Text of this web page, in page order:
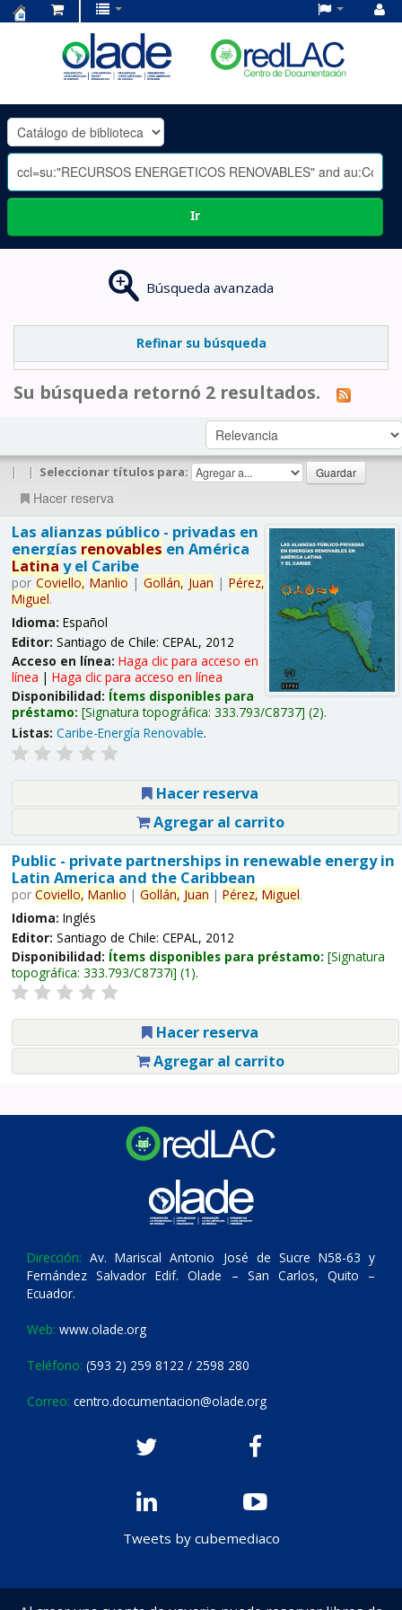
OLADE
-
Ir
Búsqueda avanzada
Refinar su búsqueda
Su búsqueda retornó 2 resultados.
| | Seleccionar títulos para:
Hacer reserva
Las alianzas público - privadas en
energías renovables en América
Latina y el Caribe
por Coviello, Manlio | Gollán, Juan | Pérez,
Miguel.
Idioma: Español
Editor: Santiago de Chile: CEPAL, 2012
Acceso en línea: Haga clic para acceso en
línea | Haga clic para acceso en línea
Disponibilidad: Ítems disponibles para
préstamo: Signatura topográfica: 333.793/C8737 (2).
Listas: Caribe-Energía Renovable.
Hacer reserva
Agregar al carrito
Public - private partnerships in renewable energy in
Latin America and the Caribbean
por Coviello, Manlio | Gollán, Juan | Pérez, Miguel.
Idioma: Inglés
Editor: Santiago de Chile: CEPAL, 2012
Disponibilidad: Ítems disponibles para préstamo: Signatura
topográfica: 333.793/C8737i (1).
Hacer reserva
Agregar al carrito
Dirección: Av. Mariscal Antonio José de Sucre N58-63 y
Fernández Salvador Edif. Olade – San Carlos, Quito –
Ecuador.
Web: www.olade.org
Teléfono: (593 2) 259 8122 / 2598 280
Correo: centro.documentacion@olade.org
Tweets by cubemediaco